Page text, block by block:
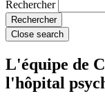
Rechercher
Close search
L'équipe de
l'hôpital